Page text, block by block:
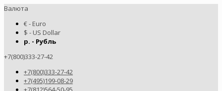
Валюта
€ - Euro
$ - US Dollar
р. - Рубль
+7(800)333-27-42
+7(800)333-27-42
+7(495)199-08-29